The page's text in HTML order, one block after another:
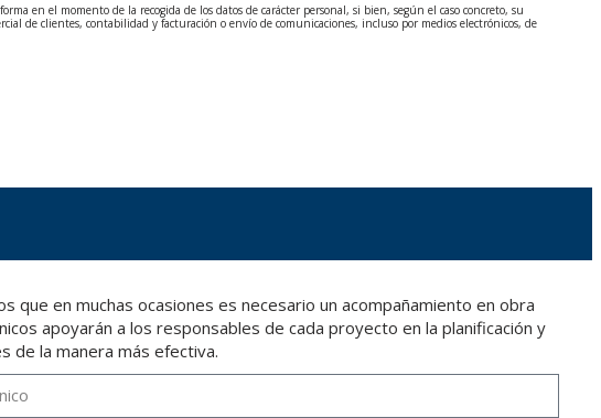
en el momento de la recogida de los datos de carácter personal, si bien, según el caso concreto, su
de clientes, contabilidad y facturación o envío de comunicaciones, incluso por medios electrónicos, de
el Reglamento General de Protección de Datos (RGPD) de 27 de abril de 2016. Los datos quedarán
o encriptados. De modo que si VD, los envía será de su exclusiva responsabilidad.
lo previsto en el Reglamento General de Protección de Datos (RGPD) de 27 de abril de 2016 enviando
26006 | Logroño (La Rioja) o a través de la dirección de correo electrónico
en muchas ocasiones es necesario un acompañamiento en obra
apoyarán a los responsables de cada proyecto en la planificación y
de la manera más efectiva.